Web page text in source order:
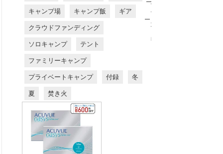
キャンプ場 キャンプ飯 ギア
クラウドファンディング
ソロキャンプ テント
ファミリーキャンプ
プライベートキャンプ 付録 冬
夏 焚き火
す
す
め
商
品